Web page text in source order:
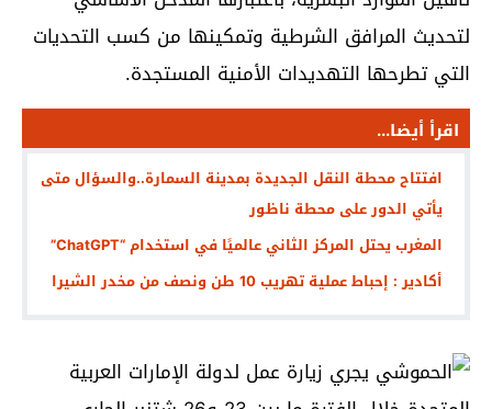
لتحديث المرافق الشرطية وتمكينها من كسب التحديات
التي تطرحها التهديدات الأمنية المستجدة.
اقرأ أيضا...
افتتاح محطة النقل الجديدة بمدينة السمارة..والسؤال متى
يأتي الدور على محطة ناظور
المغرب يحتل المركز الثاني عالميًا في استخدام “ChatGPT”
أكادير : إحباط عملية تهريب 10 طن ونصف من مخدر الشيرا